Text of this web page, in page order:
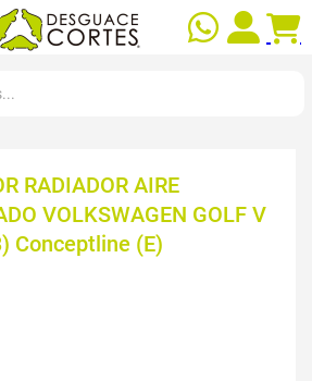
RADIADOR AIRE
VOLKSWAGEN GOLF V
Conceptline (E)